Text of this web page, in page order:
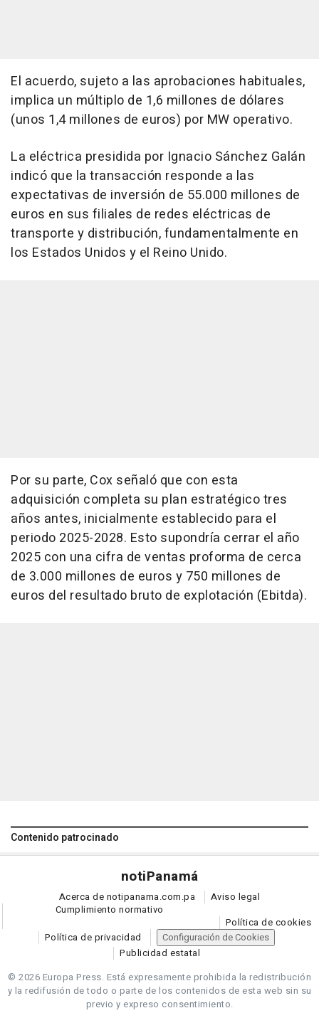
El acuerdo, sujeto a las aprobaciones habituales,
implica un múltiplo de 1,6 millones de dólares
(unos 1,4 millones de euros) por MW operativo.
La eléctrica presidida por Ignacio Sánchez Galán
indicó que la transacción responde a las
expectativas de inversión de 55.000 millones de
euros en sus filiales de redes eléctricas de
transporte y distribución, fundamentalmente en
los Estados Unidos y el Reino Unido.
Por su parte, Cox señaló que con esta
adquisición completa su plan estratégico tres
años antes, inicialmente establecido para el
periodo 2025-2028. Esto supondría cerrar el año
2025 con una cifra de ventas proforma de cerca
de 3.000 millones de euros y 750 millones de
euros del resultado bruto de explotación (Ebitda).
Contenido patrocinado
notiPanamá
Acerca de notipanama.com.pa
Aviso legal
Cumplimiento normativo
Política de cookies
Política de privacidad
Configuración de Cookies
Publicidad estatal
© 2026 Europa Press. Está expresamente prohibida la redistribución
y la redifusión de todo o parte de los contenidos de esta web sin su
previo y expreso consentimiento.